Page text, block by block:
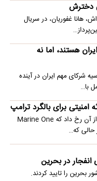
دخترش
هانا غفوریان، در سریال
هستند، اما نه
شرکای مهم ایران در آینده
با…
برای بالگرد ترامپ
حادثه امنیتی برای بالگرد دونالد ترامپ پس از آن رخ داد که Marine One
در بحرین
بحرین را تایید کردند.